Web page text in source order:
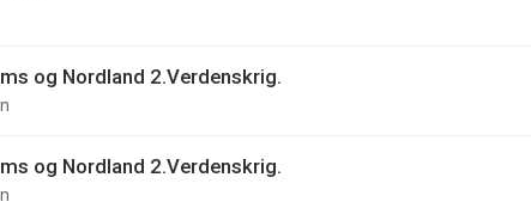
og Nordland 2.Verdenskrig.
og Nordland 2.Verdenskrig.